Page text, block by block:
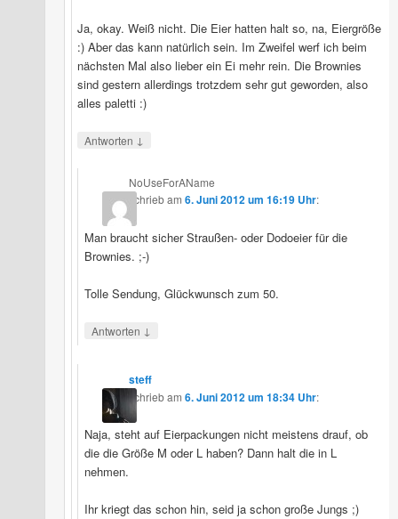
Ja, okay. Weiß nicht. Die Eier hatten halt so, na, Eiergröße
:) Aber das kann natürlich sein. Im Zweifel werf ich beim
nächsten Mal also lieber ein Ei mehr rein. Die Brownies
sind gestern allerdings trotzdem sehr gut geworden, also
alles paletti :)
Antworten ↓
NoUseForAName
schriebam 6. Juni 2012 um 16:19 Uhr:
Man braucht sicher Straußen- oder Dodoeier für die
Brownies. ;-)
Tolle Sendung, Glückwunsch zum 50.
Antworten ↓
steff
schriebam 6. Juni 2012 um 18:34 Uhr:
Naja, steht auf Eierpackungen nicht meistens drauf, ob
die die Größe M oder L haben? Dann halt die in L
nehmen.
Ihr kriegt das schon hin, seid ja schon große Jungs ;)